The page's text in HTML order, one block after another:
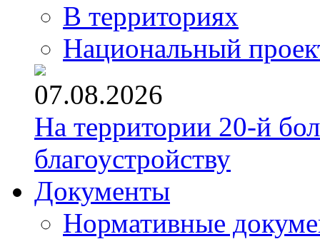
В территориях
Национальный
07.08.2026
На территории 20-й
благоустройству
Документы
Нормативные